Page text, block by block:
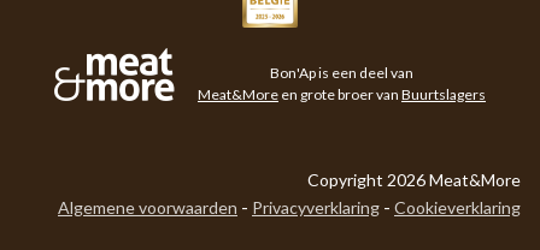
Bon'Ap is een deel van
Meat&More en grote broer van Buurtslagers
Copyright 2026 Meat&More
Algemene voorwaarden
Privacyverklaring Cookieverklaring